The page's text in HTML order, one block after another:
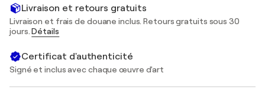
Livraison et retours gratuits
Livraison et frais de douane inclus. Retours gratuits sous 30
jours.Détails
Certificat d'authenticité
Signé et inclus avec chaque œuvre d'art